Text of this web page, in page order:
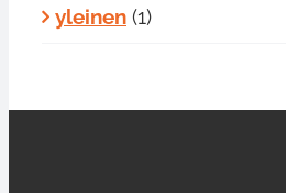
yleinen (1)